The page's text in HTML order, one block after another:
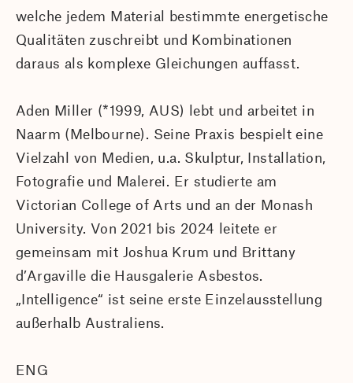
welche jedem Material bestimmte energetische
Qualitäten zuschreibt und Kombinationen
daraus als komplexe Gleichungen auffasst.
Aden Miller (*1999, AUS) lebt und arbeitet in
Naarm (Melbourne). Seine Praxis bespielt eine
Vielzahl von Medien, u.a. Skulptur, Installation,
Fotografie und Malerei. Er studierte am
Victorian College of Arts und an der Monash
University. Von 2021 bis 2024 leitete er
gemeinsam mit Joshua Krum und Brittany
d’Argaville die Hausgalerie Asbestos.
„Intelligence“ ist seine erste Einzelausstellung
außerhalb Australiens.
ENG